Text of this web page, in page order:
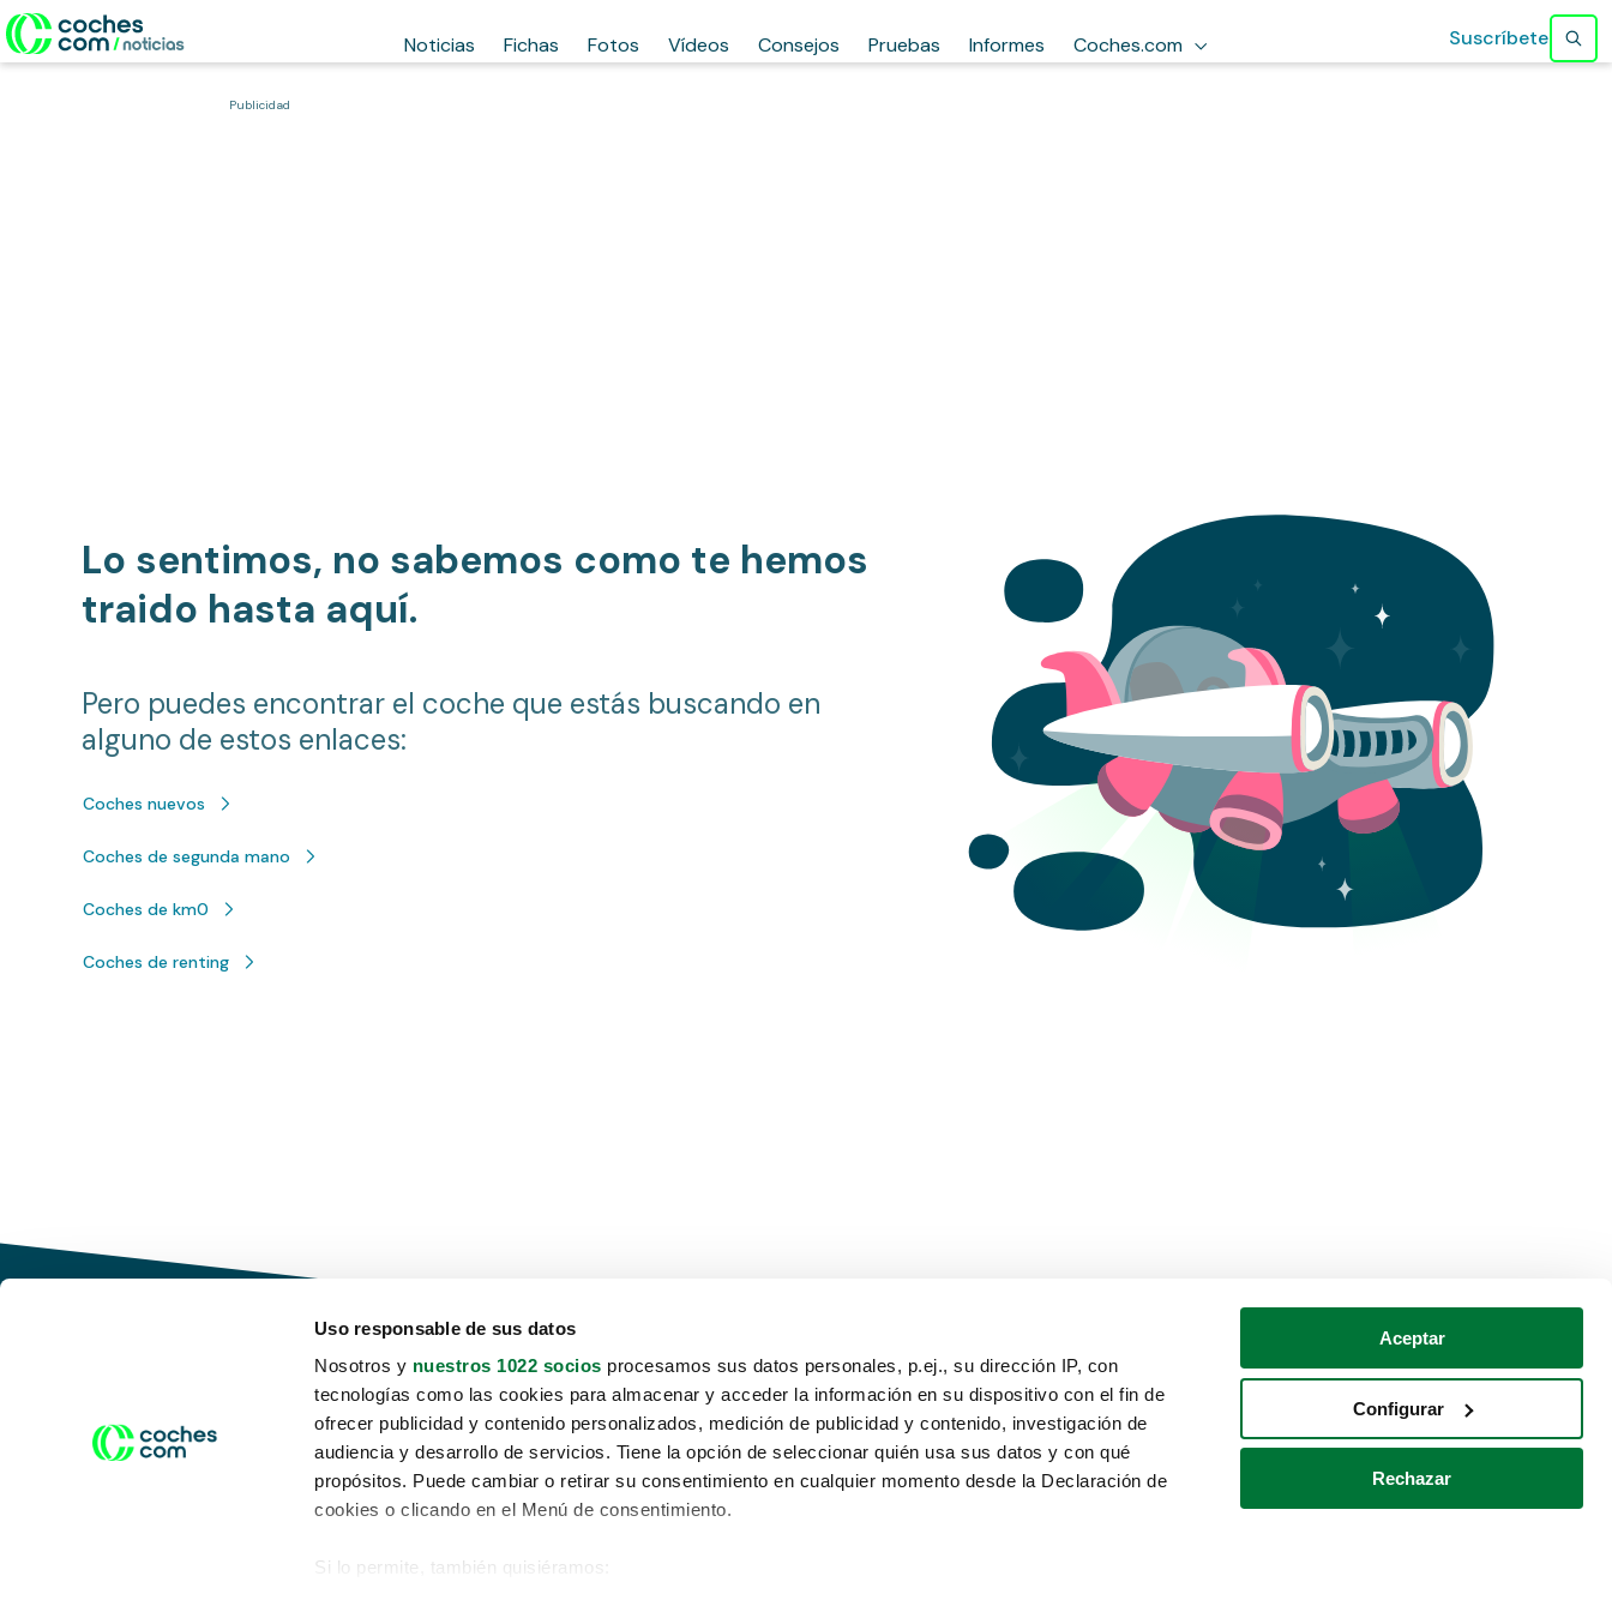
Uso responsable de sus datos
Nosotros y nuestros 1022 socios procesamos sus datos personales, p.ej., su dirección IP, con
tecnologías como las cookies para almacenar y acceder la información en su dispositivo con el fin de
ofrecer publicidad y contenido personalizados, medición de publicidad y contenido, investigación de
audiencia y desarrollo de servicios. Tiene la opción de seleccionar quién usa sus datos y con qué
propósitos. Puede cambiar o retirar su consentimiento en cualquier momento desde la Declaración de
cookies o clicando en el Menú de consentimiento.
Si lo permite, también quisiéramos:
Aceptar
Configurar
Rechazar
Noticias Fichas Fotos Vídeos Consejos Pruebas Informes Coches.com Suscríbete
Publicidad
Lo sentimos, no sabemos como te hemos
traido hasta aquí.
Pero puedes encontrar el coche que estás buscando en
alguno de estos enlaces:
Coches nuevos
Coches de segunda mano
Coches de km0
Coches de renting
Conduce tu futuro,
desata tu movilidad